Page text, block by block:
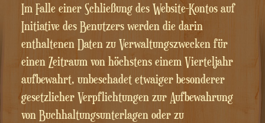
Im Falle einer Schließung des Website-Kontos auf
Initiative des Benutzers werden die darin
enthaltenen Daten zu Verwaltungszwecken für
einen Zeitraum von höchstens einem Vierteljahr
aufbewahrt, unbeschadet etwaiger besonderer
gesetzlicher Verpflichtungen zur Aufbewahrung
von Buchhaltungsunterlagen oder zu